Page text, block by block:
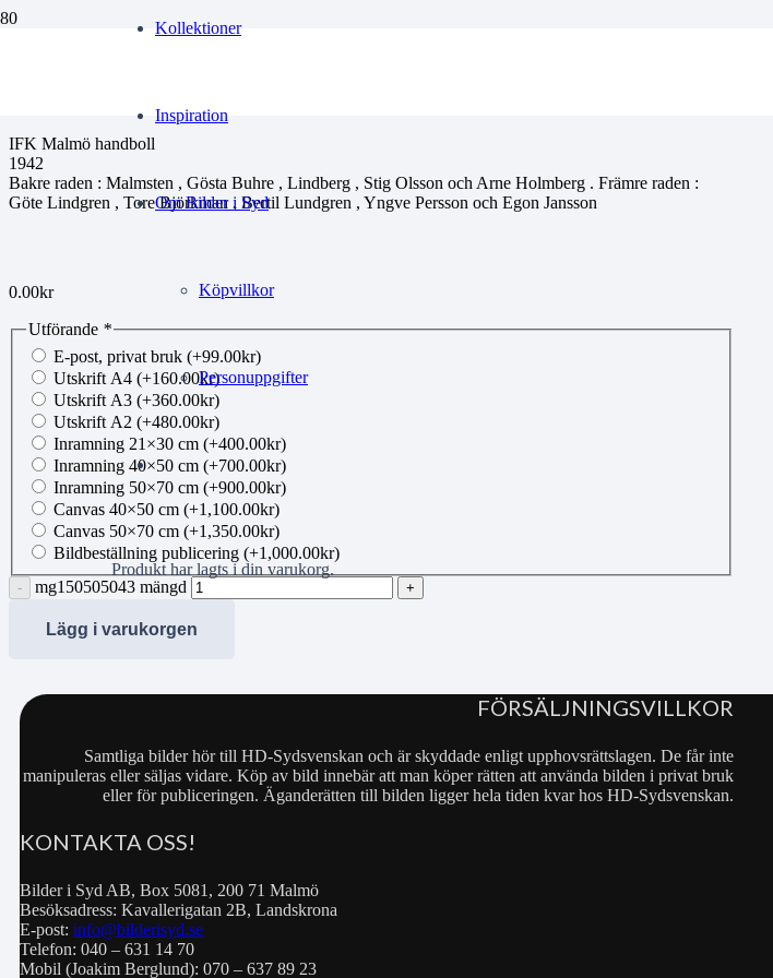
Kollektioner
Inspiration
Om Bilder i Syd
Köpvillkor
Personuppgifter
Produkt har lagts i din varukorg.
IFK Malmö handboll
1942
Bakre raden : Malmsten , Gösta Buhre , Lindberg , Stig Olsson och Arne Holmberg . Främre raden :
Göte Lindgren , Tore Björkman , Bertil Lundgren , Yngve Persson och Egon Jansson
0.00kr
Utförande *
E-post, privat bruk (+99.00kr)
Utskrift A4 (+160.00kr)
Utskrift A3 (+360.00kr)
Utskrift A2 (+480.00kr)
Inramning 21×30 cm (+400.00kr)
Inramning 40×50 cm (+700.00kr)
Inramning 50×70 cm (+900.00kr)
Canvas 40×50 cm (+1,100.00kr)
Canvas 50×70 cm (+1,350.00kr)
Bildbeställning publicering (+1,000.00kr)
mg150505043 mängd
Lägg i varukorgen
FÖRSÄLJNINGSVILLKOR
Samtliga bilder hör till HD-Sydsvenskan och är skyddade enligt upphovsrättslagen. De får inte
manipuleras eller säljas vidare. Köp av bild innebär att man köper rätten att använda bilden i privat bruk
eller för publiceringen. Äganderätten till bilden ligger hela tiden kvar hos HD-Sydsvenskan.
KONTAKTA OSS!
Bilder i Syd AB, Box 5081, 200 71 Malmö
Besöksadress: Kavallerigatan 2B, Landskrona
E-post: info@bilderisyd.se
Telefon: 040 – 631 14 70
Mobil (Joakim Berglund): 070 – 637 89 23